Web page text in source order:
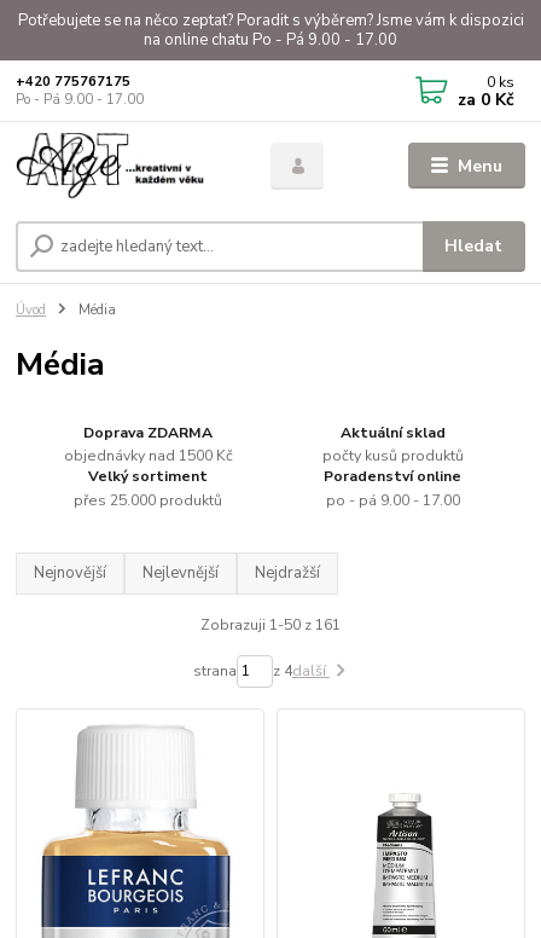
Potřebujete se na něco zeptat? Poradit s výběrem? Jsme vám k dispozici
na online chatu Po - Pá 9.00 - 17.00
Menu
Hledat
+420 775767175
Po - Pá 9.00 - 17.00
0 ks
za 0 Kč
Úvod Média
Média
Doprava ZDARMA
objednávky nad 1500 Kč
Aktuální sklad
počty kusů produktů
Velký sortiment
přes 25.000 produktů
Poradenství online
po - pá 9.00 - 17.00
Nejnovější Nejlevnější Nejdražší
Zobrazuji 1-50 z 161
strana z 4další